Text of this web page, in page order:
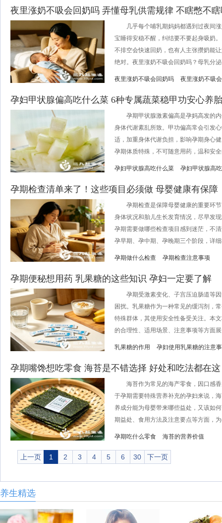
夜里涨奶不吸会回奶吗 弄懂母乳供需规律 不瞎憋不
几乎每个哺乳期妈妈都遇到过夜间涨
宝睡得安稳不醒，纠结要不要起身吸奶
不排空会快速回奶，也有人主张攒奶能
绝对。夜里涨奶不吸会回奶吗？母乳分
夜里涨奶不吸会回奶吗 夜里涨奶不吸
孕妇甲状腺偏高吃什么菜 6种专属蔬菜稳甲功安心养胎
孕期甲状腺激素偏高是孕妈高发的内
身体代谢紊乱所致。甲功偏高常会引发
适，加重身体代谢负担，影响孕期身心
孕期体质特殊，不可随意用药，温和安
孕妇甲状腺高吃什么菜 孕妇甲状腺高
孕期检查清单来了！这些项目必须做 母婴健康有保障
孕期检查是保障母婴健康的重要环节
身体状况和胎儿生长发育情况，尽早发
孕期需要做哪些检查项目感到迷茫，不
孕早期、孕中期、孕晚期三个阶段，详
孕期做什么检查 孕期检查注意事项
孕期便秘想用药 乳果糖的这些知识 孕妇一定要了解
孕期受激素变化、子宫压迫肠道等因
困扰。乳果糖作为一种常见的缓泻剂，
特殊群体，其使用安全性备受关注。本
的合理性、适用场景、注意事项等方面
乳果糖的作用 孕妇使用乳果糖的注意
孕期嘴馋想吃零食 海苔是不错选择 好处和吃法都在这
海苔作为常见的海产零食，因口感香
于孕期需要特殊营养补充的孕妇来说，
养成分能为母婴带来哪些益处，又该如
期益处、食用方法及注意要点等方面，
孕期吃什么零食 海苔的营养价值
上一页 1 2 3 4 5 6 30 下一页
养生精选